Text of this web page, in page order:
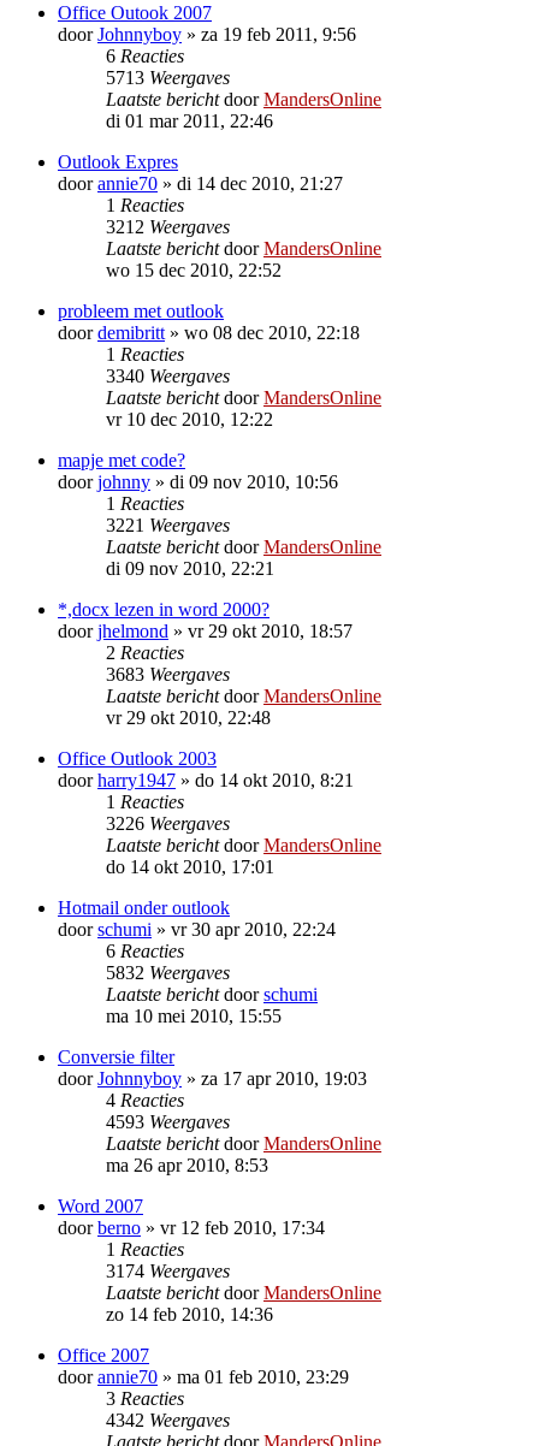
Office Outook 2007
doorJohnnyboy » za 19 feb 2011, 9:56
6 Reacties
5713 Weergaves
Laatste berichtdoorMandersOnline
di 01 mar 2011, 22:46
Outlook Expres
doorannie70 » di 14 dec 2010, 21:27
1 Reacties
3212 Weergaves
Laatste berichtdoorMandersOnline
wo 15 dec 2010, 22:52
probleem met outlook
doordemibritt » wo 08 dec 2010, 22:18
1 Reacties
3340 Weergaves
Laatste berichtdoorMandersOnline
vr 10 dec 2010, 12:22
mapje met code?
doorjohnny » di 09 nov 2010, 10:56
1 Reacties
3221 Weergaves
Laatste berichtdoorMandersOnline
di 09 nov 2010, 22:21
*,docx lezen in word 2000?
doorjhelmond » vr 29 okt 2010, 18:57
2 Reacties
3683 Weergaves
Laatste berichtdoorMandersOnline
vr 29 okt 2010, 22:48
Office Outlook 2003
doorharry1947 » do 14 okt 2010, 8:21
1 Reacties
3226 Weergaves
Laatste berichtdoorMandersOnline
do 14 okt 2010, 17:01
Hotmail onder outlook
doorschumi » vr 30 apr 2010, 22:24
6 Reacties
5832 Weergaves
Laatste berichtdoorschumi
ma 10 mei 2010, 15:55
Conversie filter
doorJohnnyboy » za 17 apr 2010, 19:03
4 Reacties
4593 Weergaves
Laatste berichtdoorMandersOnline
ma 26 apr 2010, 8:53
Word 2007
doorberno » vr 12 feb 2010, 17:34
1 Reacties
3174 Weergaves
Laatste berichtdoorMandersOnline
zo 14 feb 2010, 14:36
Office 2007
doorannie70 » ma 01 feb 2010, 23:29
3 Reacties
4342 Weergaves
Laatste berichtdoorMandersOnline